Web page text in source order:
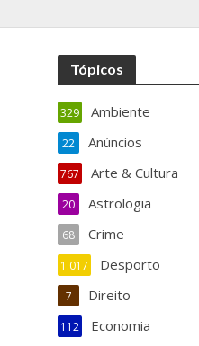
Tópicos
Ambiente
329
Anúncios
22
Arte & Cultura
767
Astrologia
20
Crime
68
Desporto
1.017
Direito
7
Economia
112